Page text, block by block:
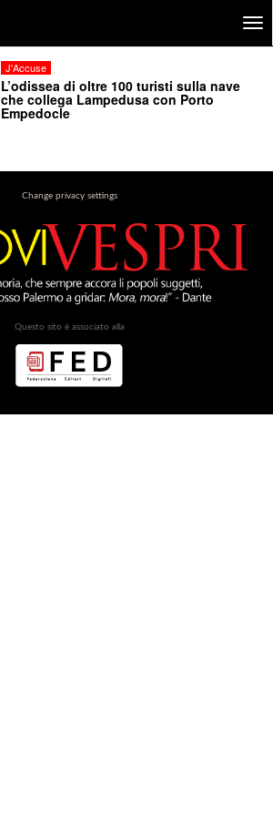
J'Accuse
L’odissea di oltre 100 turisti sulla nave
che collega Lampedusa con Porto
Empedocle
Change privacy settings
Questo sito è associato alla